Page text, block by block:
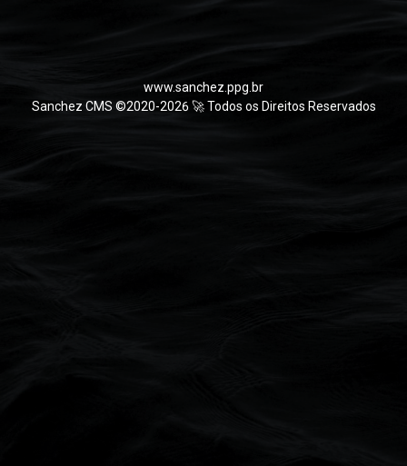
www.sanchez.ppg.br
Sanchez CMS ©2020-2026 🚀 Todos os Direitos Reservados